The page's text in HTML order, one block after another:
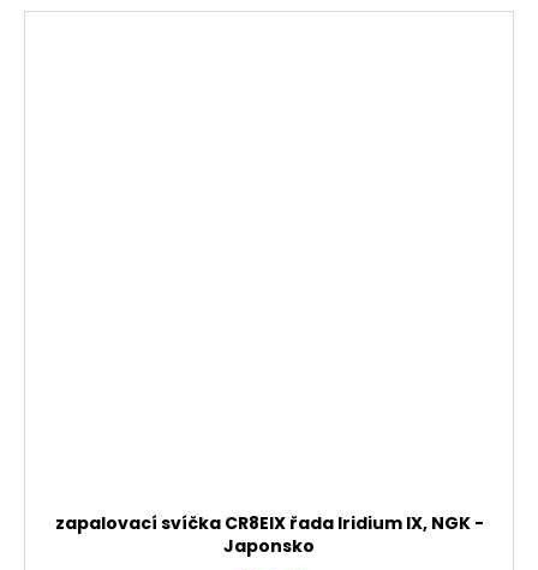
zapalovací svíčka CR8EIX řada Iridium IX, NGK -
Japonsko